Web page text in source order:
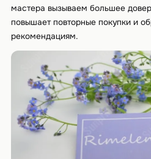
мастера вызываем большее
повышает повторные покупки и
рекомендациям.